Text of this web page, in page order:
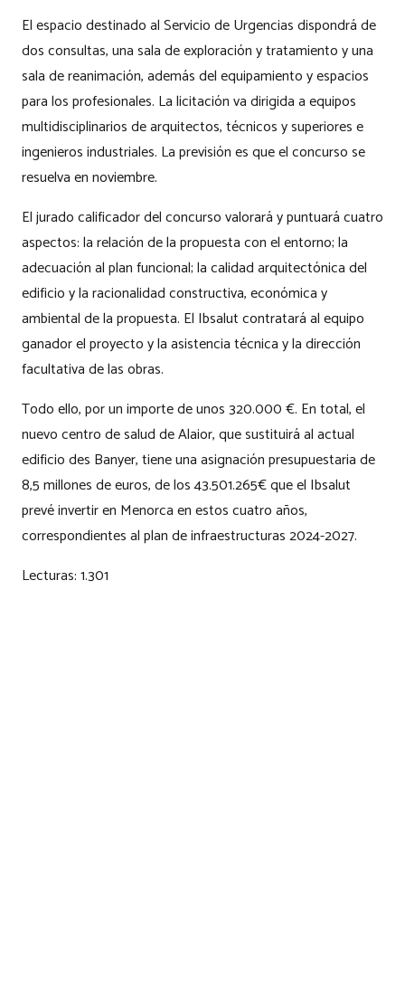
El espacio destinado al Servicio de Urgencias dispondrá de
dos consultas, una sala de exploración y tratamiento y una
sala de reanimación, además del equipamiento y espacios
para los profesionales. La licitación va dirigida a equipos
multidisciplinarios de arquitectos, técnicos y superiores e
ingenieros industriales. La previsión es que el concurso se
resuelva en noviembre.
El jurado calificador del concurso valorará y puntuará cuatro
aspectos: la relación de la propuesta con el entorno; la
adecuación al plan funcional; la calidad arquitectónica del
edificio y la racionalidad constructiva, económica y
ambiental de la propuesta. El Ibsalut contratará al equipo
ganador el proyecto y la asistencia técnica y la dirección
facultativa de las obras.
Todo ello, por un importe de unos 320.000 €. En total, el
nuevo centro de salud de Alaior, que sustituirá al actual
edificio des Banyer, tiene una asignación presupuestaria de
8,5 millones de euros, de los 43.501.265€ que el Ibsalut
prevé invertir en Menorca en estos cuatro años,
correspondientes al plan de infraestructuras 2024-2027.
Lecturas:1.301